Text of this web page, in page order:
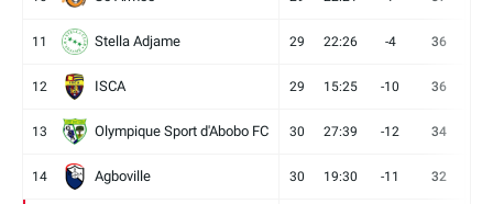
11 Stella Adjame 29 22:26 -4 36
12 ISCA 29 15:25 -10 36
13 Olympique Sport d'Abobo FC 30 27:39 -12 34
14 Agboville 30 19:30 -11 32